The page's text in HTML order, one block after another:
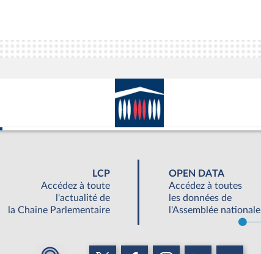
LCP
Accédez à toute
l'actualité de
la Chaine Parlementaire
OPEN DATA
Accédez à toutes
les données de
l'Assemblée nationale